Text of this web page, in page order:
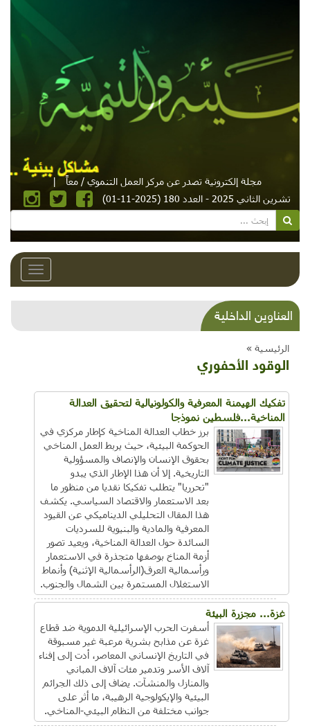
مجلة إلكترونية تصدر عن مركز العمل التنموي / معاً
|
تشرين الثاني 2025 - العدد 180 (2025-11-01)
Toggle
العناوين الداخليةشذرات بيئية وتنموية...بنية تحتية وحلويات قبيحة
وحاكورة ونوبل وزيتون و"سيباط"
الرئيسية »
الوقود الأحفوري
تفكيك الهيمنة المعرفية والكولونيالية لتحقيق العدالة
المناخية...فلسطين نموذجا
برز خطاب العدالة المناخية كإطار مركزي في
الحوكمة البيئية، حيث يربط العمل المناخي
بحقوق الإنسان والإنصاف والمسؤولية
التاريخية. إلا أن هذا الإطار الذي يبدو
"تحرريا" يتطلب تفكيكا نقديا من منظور ما
بعد الاستعمار والاقتصاد السياسي. يكشف
هذا المقال التحليلي الديناميكي عن القيود
المعرفية والمادية والبنيوية للسرديات
السائدة حول العدالة المناخية، ويعيد تصور
أزمة المناخ بوصفها متجذرة في الاستعمار
ورأسمالية العرق(الرأسمالية الإثنية) وأنماط
الاستغلال المستمرة بين الشمال والجنوب.
غزة... مجزرة البيئة
أسفرت الحرب الإسرائيلية الدموية ضد قطاع
غزة عن مذابح بشرية مرعبة غير مسبوقة
في التاريخ الإنساني المعاصر، أدت إلى إفناء
آلاف الأسر وتدمير مئات آلاف المباني
والمنازل والمنشآت. يضاف إلى ذلك الجرائم
البيئية والإيكولوجية الرهيبة، ما أثر على
جوانب مختلفة من النظام البيئي-المناخي.